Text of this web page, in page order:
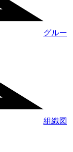
グルー
組織図